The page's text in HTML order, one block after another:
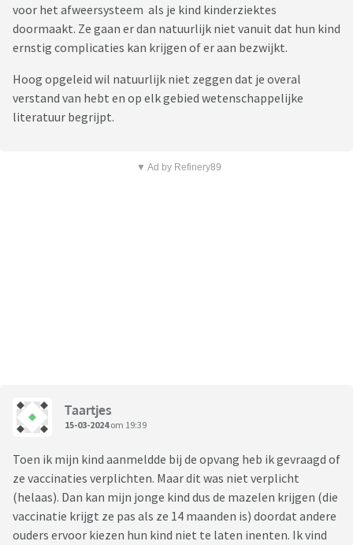
voor het afweersysteem als je kind kinderziektes
doormaakt. Ze gaan er dan natuurlijk niet vanuit dat hun kind
ernstig complicaties kan krijgen of er aan bezwijkt.
Hoog opgeleid wil natuurlijk niet zeggen dat je overal
verstand van hebt en op elk gebied wetenschappelijke
literatuur begrijpt.
▼ Ad by Refinery89
Taartjes
15-03-2024om 19:39
Toen ik mijn kind aanmeldde bij de opvang heb ik gevraagd of
ze vaccinaties verplichten. Maar dit was niet verplicht
(helaas). Dan kan mijn jonge kind dus de mazelen krijgen (die
vaccinatie krijgt ze pas als ze 14 maanden is) doordat andere
ouders ervoor kiezen hun kind niet te laten inenten. Ik vind